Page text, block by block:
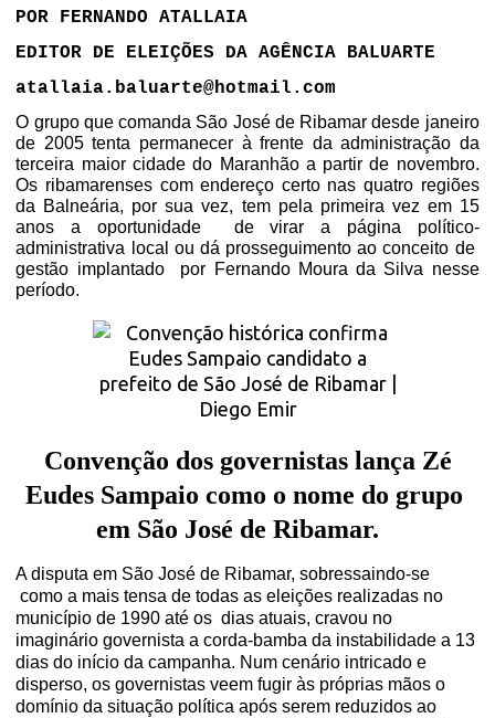
POR FERNANDO ATALLAIA
EDITOR DE ELEIÇÕES DA AGÊNCIA BALUARTE
atallaia.baluarte@hotmail.com
O grupo que comanda São José de Ribamar desde janeiro
de 2005 tenta permanecer à frente da administração da
terceira maior cidade do Maranhão a partir de novembro.
Os ribamarenses com endereço certo nas quatro regiões
da Balneária, por sua vez, tem pela primeira vez em 15
anos a oportunidade
de virar a página político-
administrativa local ou dá prosseguimento ao conceito de
gestão implantado
por Fernando Moura da Silva nesse
período.
Convenção dos governistas lança Zé
Eudes Sampaio como o nome do grupo
em São José de Ribamar.
A disputa em São José de Ribamar, sobressaindo-se
como a mais tensa de todas as eleições realizadas no
município de 1990 até os dias atuais, cravou no
imaginário governista a corda-bamba da instabilidadea 13
dias do início da campanha. Num cenário intricado e
disperso, os governistas veem fugir às próprias mãos o
domínio da situação política após serem reduzidos ao